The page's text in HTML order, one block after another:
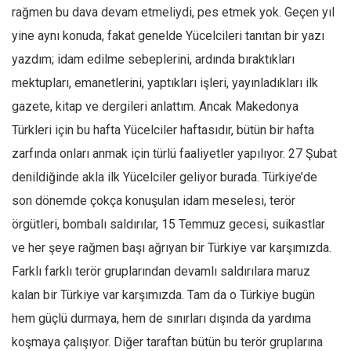
Amerika
Avustralya
Tarih
Düşünce
Dosyalar
rağmen bu dava devam etmeliydi, pes etmek yok. Geçen yıl
yine aynı konuda, fakat genelde Yücelcileri tanıtan bir yazı
yazdım; idam edilme sebeplerini, ardında bıraktıkları
mektupları, emanetlerini, yaptıkları işleri, yayınladıkları ilk
gazete, kitap ve dergileri anlattım. Ancak Makedonya
Türkleri için bu hafta Yücelciler haftasıdır, bütün bir hafta
zarfında onları anmak için türlü faaliyetler yapılıyor. 27 Şubat
denildiğinde akla ilk Yücelciler geliyor burada. Türkiye’de
son dönemde çokça konuşulan idam meselesi, terör
örgütleri, bombalı saldırılar, 15 Temmuz gecesi, suikastlar
ve her şeye rağmen başı ağrıyan bir Türkiye var karşımızda.
Farklı farklı terör gruplarından devamlı saldırılara maruz
kalan bir Türkiye var karşımızda. Tam da o Türkiye bugün
hem güçlü durmaya, hem de sınırları dışında da yardıma
koşmaya çalışıyor. Diğer taraftan bütün bu terör gruplarına